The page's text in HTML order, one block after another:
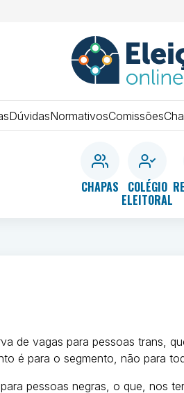
ELEIÇÕES
2025
SISTEMA
CONSELHOS
DE
PSICOLOGIA
DúvidasNormativosComissões
CHAPAS COLÉGIO
ELEITORAL
de vagas para pessoas trans,
é para o segmento, não para
pessoas negras, o que, nos